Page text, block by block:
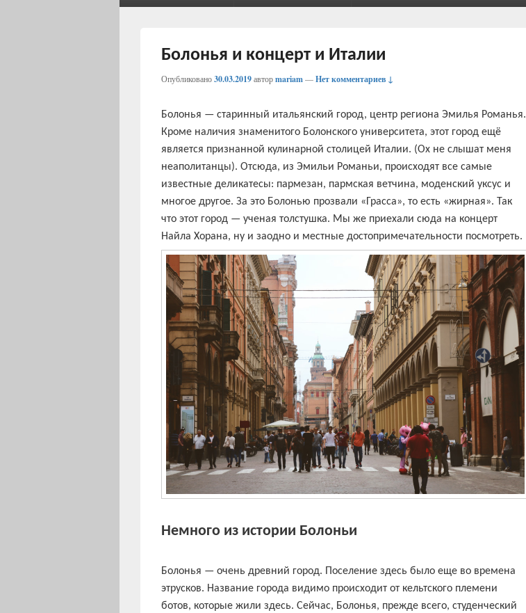
Болонья и концерт и Италии
Опубликовано30.03.2019авторmariam—Нет комментариев ↓
Болонья — старинный итальянский город, центр региона Эмилья Романья.
Кроме наличия знаменитого Болонского университета, этот город ещё
является признанной кулинарной столицей Италии. (Ох не слышат меня
неаполитанцы). Отсюда, из Эмильи Романьи, происходят все самые
известные деликатесы: пармезан, пармская ветчина, моденский уксус и
многое другое. За это Болонью прозвали «Грасса», то есть «жирная». Так
что этот город — ученая толстушка. Мы же приехали сюда на концерт
Найла Хорана, ну и заодно и местные достопримечательности посмотреть.
Немного из истории Болоньи
Болонья — очень древний город. Поселение здесь было еще во времена
этрусков. Название города видимо происходит от кельтского племени
ботов, которые жили здесь. Сейчас, Болонья, прежде всего, студенческий